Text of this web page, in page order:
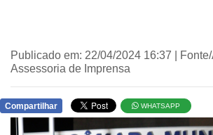
Publicado em: 22/04/2024 16:37 |
Assessoria de Imprensa
Compartilhar WHATSAPP